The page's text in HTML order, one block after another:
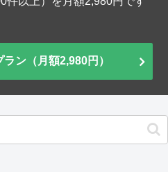
ン（月額2,980円）